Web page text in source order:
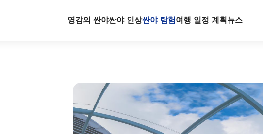
영감의 싼야싼야 인상싼야 탐험여행 일정 계획뉴스